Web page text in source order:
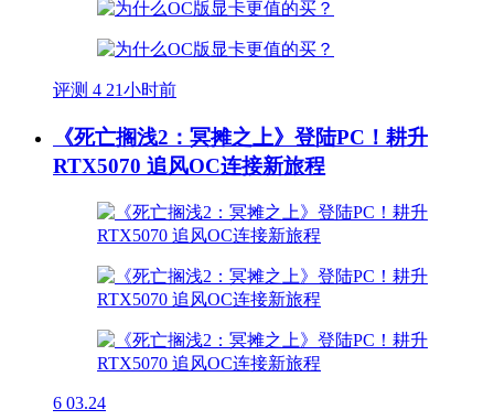
评测 4 21小时前
《死亡搁浅2：冥摊之上》登陆PC！耕升
RTX5070 追风OC连接新旅程
6 03.24